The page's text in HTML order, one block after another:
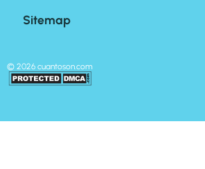
Sitemap
© 2026 cuantoson.com